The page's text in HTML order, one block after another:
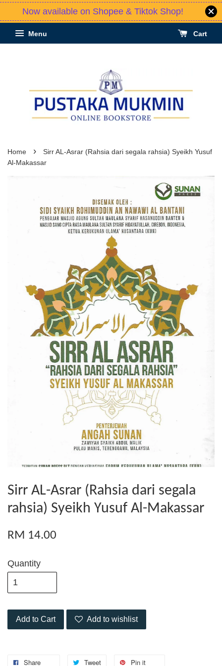
Now available on Shopee & Tiktok Shop!
Menu Cart
Home ›
Sirr AL-Asrar (Rahsia dari segala rahsia) Syeikh Yusuf
Al-Makassar
Sirr AL-Asrar (Rahsia dari segala
rahsia) Syeikh Yusuf Al-Makassar
RM 14.00
Quantity
Add to Cart Add to wishlist
Share Tweet Pin it